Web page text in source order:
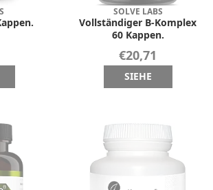
SOLVE LABS
Vollständiger B-Komplex
60 Kappen.
€20,71
SIEHE